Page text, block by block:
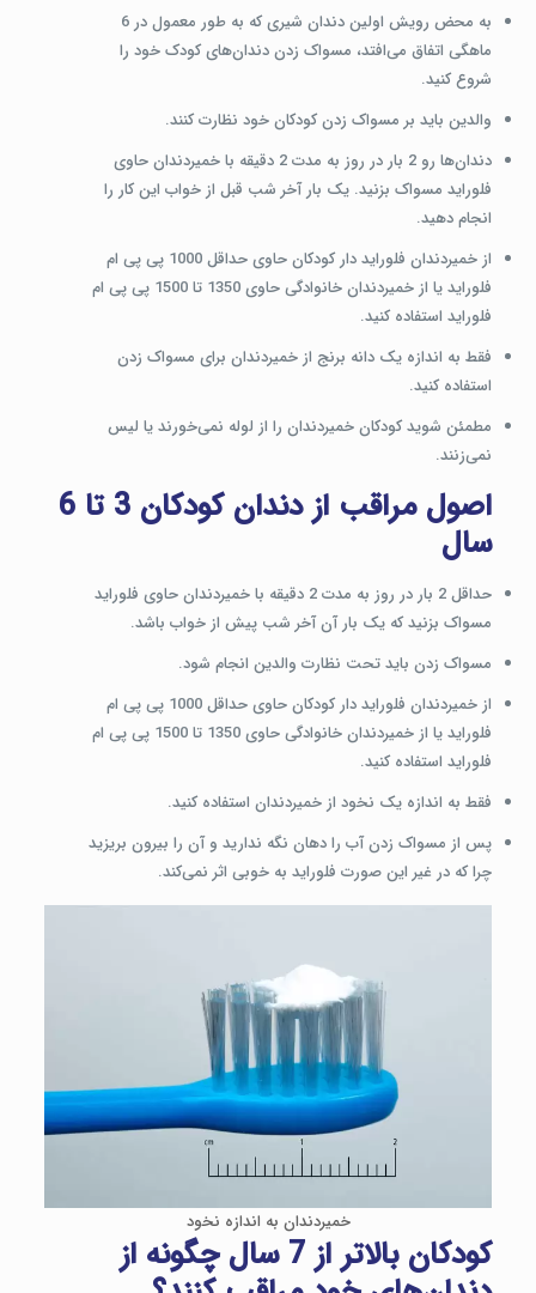
به محض رویش اولین دندان شیری که به طور معمول در 6
ماهگی اتفاق می‌افتد، مسواک زدن دندان‌های کودک خود را
شروع کنید.
والدین باید بر مسواک زدن کودکان خود نظارت کنند.
دندان‌ها رو 2 بار در روز به مدت 2 دقیقه با خمیردندان حاوی
فلوراید مسواک بزنید. یک بار آخر شب قبل از خواب این کار را
انجام دهید.
از خمیردندان فلوراید دار کودکان حاوی حداقل 1000 پی پی ام
فلوراید یا از خمیردندان خانوادگی حاوی 1350 تا 1500 پی پی ام
فلوراید استفاده کنید.
فقط به اندازه یک دانه برنج از خمیردندان برای مسواک زدن
استفاده کنید.
مطمئن شوید کودکان خمیردندان را از لوله نمی‌خورند یا لیس
نمی‌زنند.
اصول مراقب از دندان کودکان 3 تا 6
سال
حداقل 2 بار در روز به مدت 2 دقیقه با خمیردندان حاوی فلوراید
مسواک بزنید که یک بار آن آخر شب پیش از خواب باشد.
مسواک زدن باید تحت نظارت والدین انجام شود.
از خمیردندان فلوراید دار کودکان حاوی حداقل 1000 پی پی ام
فلوراید یا از خمیردندان خانوادگی حاوی 1350 تا 1500 پی پی ام
فلوراید استفاده کنید.
فقط به اندازه یک نخود از خمیردندان استفاده کنید.
پس از مسواک زدن آب را دهان نگه ندارید و آن را بیرون بریزید
چرا که در غیر این صورت فلوراید به خوبی اثر نمی‌کند.
خمیردندان به اندازه نخود
کودکان بالاتر از 7 سال چگونه از